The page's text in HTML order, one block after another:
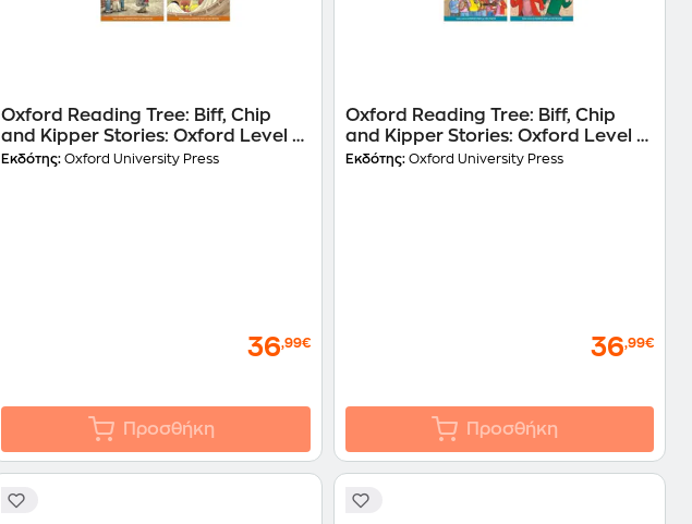
Oxford Reading Tree: Biff, Chip
and Kipper Stories: Oxford Level 8:
Mixed Pack of 4
Εκδότης: Oxford University Press
36,99€
Προσθήκη
Oxford Reading Tree: Biff, Chip
and Kipper Stories: Oxford Level 9:
Mixed Pack of 4
Εκδότης:Oxford University Press
36,99€
Προσθήκη